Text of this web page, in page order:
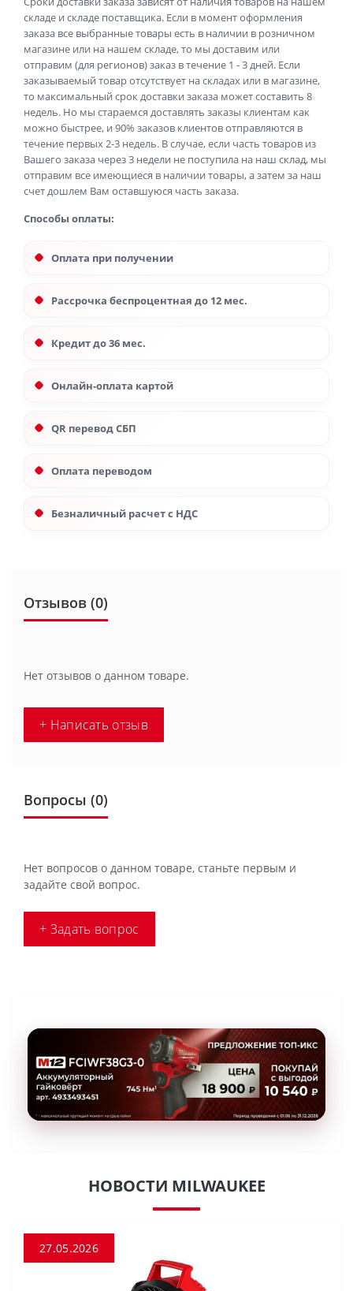
складе и складе поставщика. Если в момент оформления
заказа все выбранные товары есть в наличии в розничном
магазине или на нашем складе, то мы доставим или
отправим (для регионов) заказ в течение 1 - 3 дней. Если
заказываемый товар отсутствует на складах или в магазине,
то максимальный срок доставки заказа может составить 8
недель. Но мы стараемся доставлять заказы клиентам как
можно быстрее, и 90% заказов клиентов отправляются в
течение первых 2-3 недель. В случае, если часть товаров из
Вашего заказа через 3 недели не поступила на наш склад, мы
отправим все имеющиеся в наличии товары, а затем за наш
счет дошлем Вам оставшуюся часть заказа.
Способы оплаты:
Оплата при получении
Рассрочка беспроцентная до 12 мес.
Кредит до 36 мес.
Онлайн-оплата картой
QR перевод СБП
Оплата переводом
Безналичный расчет с НДС
Отзывов (0)
Нет отзывов о данном товаре.
+ Написать отзыв
Вопросы (0)
Нет вопросов о данном товаре, станьте первым и
задайте свой вопрос.
+ Задать вопрос
НОВОСТИ MILWAUKEE
27.05.2026